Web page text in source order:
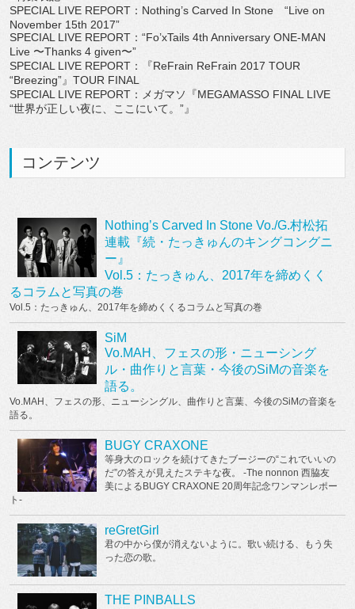
SPECIAL LIVE REPORT：Nothing’s Carved In Stone “Live on
November 15th 2017”
SPECIAL LIVE REPORT：“Fo’xTails 4th Anniversary ONE-MAN
Live 〜Thanks 4 given〜”
SPECIAL LIVE REPORT：『ReFrain ReFrain 2017 TOUR
“Breezing”』TOUR FINAL
SPECIAL LIVE REPORT：メガマソ『MEGAMASSO FINAL LIVE
“世界が正しい夜に、ここにいて。”』
コンテンツ
Nothing’s Carved In Stone Vo./G.村松拓
連載『続・たっきゅんのキングコングニ
ー』
Vol.5：たっきゅん、2017年を締めくく
るコラムと写真の巻
Vol.5：たっきゅん、2017年を締めくくるコラムと写真の巻
SiM
Vo.MAH、フェスの形・ニューシング
ル・曲作りと言葉・今後のSiMの音楽を
語る。
Vo.MAH、フェスの形、ニューシングル、曲作りと言葉、今後のSiMの音楽を
語る。
BUGY CRAXONE
等身大のロックを続けてきたブージーの“これでいいの
だ”の答えが見えたステキな夜。 -The nonnon 西脇友
美によるBUGY CRAXONE 20周年記念ワンマンレポー
ト-
reGretGirl
君の中から僕が消えないように。歌い続ける、もう失
った恋の歌。
THE PINBALLS